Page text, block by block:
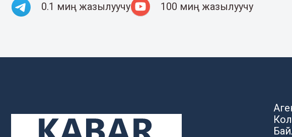
0.1 миң жазылуучу
100 миң жазылуучу